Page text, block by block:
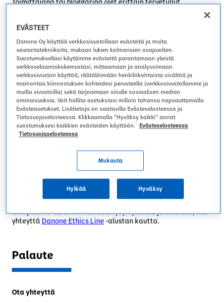
Vitalinea
YoPRO
Vedet
Aqua d’Or
Kliininen ravitsemus
Ihmiset ja yhteisöt
Innovaatio
Uutishuone
Sijoittajat
tuotteitamme artikkelissa.
Painamalla tästäpääset uutishuoneeseemme
MyNewsdeskissä. Huomioithan, että terveyslainsäädännön
mukaan sinun on oltava toimittaja tai mediajäsen, jotta voit
käyttää tietoja. Mikäli painat linkkiä, vahvistat tämän.
Valitukset
Jos haluatte tehdä reklamaation jostain tuotteesta, voit
ottaa meihin yhteyttä sähköpostitse
kuluttajapalvelu@danone.com, niin vastaamme
mahdollisimman pian. Jos asiasi koskee reklamatiota,
saanut meiltä vastauksen.
Jos sinulla herää kysymyksiä tuotteistamme, niiden
ravintosisällöstä tai niiden ainesosista katso “
Compliance-asioihin liittvissä kysymyksissä ja aiheissa, ota
yhteyttä Danone Ethics Line -alustan kautta.
Palaute
Ota yhteyttä
EVÄSTEET
Danone Oy käyttää verkkosivustollaan evästeitä ja muita
seurantatekniikoita, mukaan lukien kolmansien osapuolten.
Suostumuksellasi käytämme evästeitä parantamaan yleistä
verkkoselaamiskokemustasi, mittaamaan ja analysoimaan
verkkosivuston käyttöä, räätälöimään henkilökohtaista sisältöä ja
mainontaa kiinnostuksen kohteidesi perusteella (verkkosivustollamme ja
muilla sivustoilla) sekä tarjoamaan sinulle sosiaalisen median
ominaisuuksia. Voit hallita asetuksiasi milloin tahansa napsauttamalla
Evästeasetukset. Lisätietoja on saatavilla Evästeselosteessa ja
Tietosuojaselosteessa. Klikkaamalla ”Hyväksy kaikki” annat
suostumuksesi kaikkien evästeiden käyttöön.
Evästeselosteessa
Tietosuojaselosteessa
Mukauta
Hylkää Hyväksy